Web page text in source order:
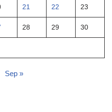
21 22 23
28 29 30
Sep »